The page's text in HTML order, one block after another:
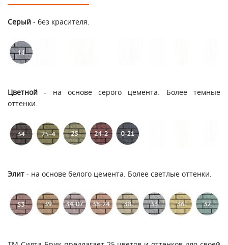
Серый - без красителя.
Цветной - на основе серого цемента. Более темные
оттенки.
Элит - на основе белого цемента. Более светлые оттенки.